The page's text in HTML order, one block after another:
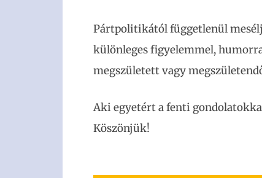
Pártpolitikától függetlenül
különleges figyelemmel,
megszületett vagy
Aki egyetért a fenti
Köszönjük!